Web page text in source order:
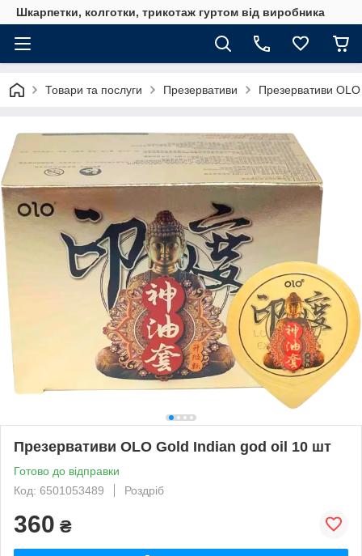
Шкарпетки, колготки, трикотаж гуртом від виробника
Товари та послуги Презервативи Презервативи OLO
Презервативи OLO Gold Indian god oil 10 шт
Готово до відправки
Код: 6501053489
Роздріб
360 ₴